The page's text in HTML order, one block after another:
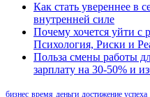
Как стать увереннее в
внутренней силе
Почему хочется уйти с
Психология, Риски и
Польза смены работы
зарплату на 30-50% и
бизнес время деньги достижение успеха